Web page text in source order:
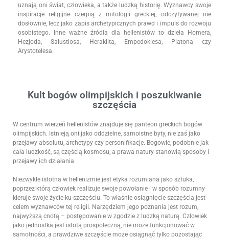
uznają oni świat, człowieka, a także ludzką historię. Wyznawcy swoje
inspiracje religijne czerpią z mitologii greckiej, odczytywanej nie
dosłownie, lecz jako zapis archetypicznych prawd i impuls do rozwoju
osobistego. Inne ważne źródła dla hellenistów to dzieła Homera,
Hezjoda, Salustiosa, Heraklita, Empedoklesa, Platona czy
Arystotelesa.
Kult bogów olimpijskich i poszukiwanie
szczęścia
W centrum wierzeń hellenistów znajduje się panteon greckich bogów
olimpijskich. Istnieją oni jako oddzielne, samoistne byty, nie zaś jako
przejawy absolutu, archetypy czy personifikacje. Bogowie, podobnie jak
cała ludzkość, są częścią kosmosu, a prawa natury stanowią sposoby i
przejawy ich działania.
Niezwykle istotna w hellenizmie jest etyka rozumiana jako sztuka,
poprzez którą człowiek realizuje swoje powołanie i w sposób rozumny
kieruje swoje życie ku szczęściu. To właśnie osiągnięcie szczęścia jest
celem wyznawców tej religii. Narzędziem jego poznania jest rozum,
najwyższą cnotą – postępowanie w zgodzie z ludzką naturą. Człowiek
jako jednostka jest istotą prospołeczną, nie może funkcjonować w
samotności, a prawdziwe szczęście może osiągnąć tylko pozostając